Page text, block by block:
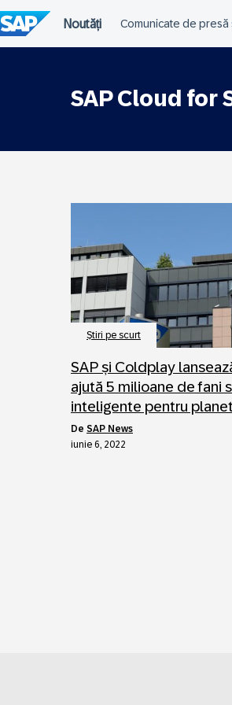
conținutul
SAP Cloud for
Ştiri pe scurt
SAP și Coldplay
ajută 5 milioane de fani
inteligente pentru
de SAP News
iunie 6, 2022